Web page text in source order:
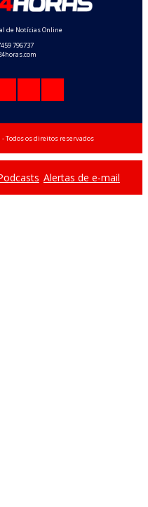
de Notícias Online
796737
Todos os direitos reservados
Alertas de e-mail